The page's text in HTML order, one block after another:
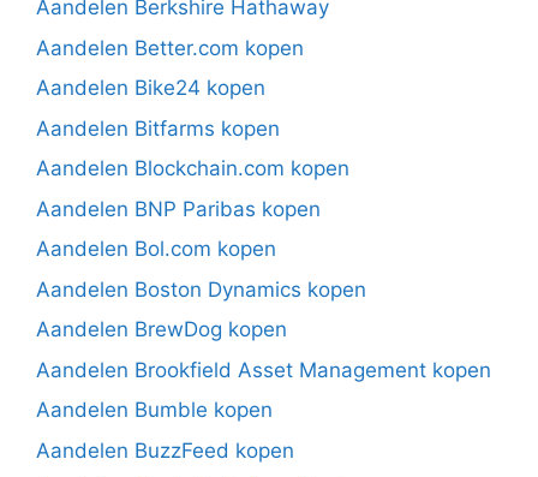
Aandelen Berkshire Hathaway
Aandelen Better.com kopen
Aandelen Bike24 kopen
Aandelen Bitfarms kopen
Aandelen Blockchain.com kopen
Aandelen BNP Paribas kopen
Aandelen Bol.com kopen
Aandelen Boston Dynamics kopen
Aandelen BrewDog kopen
Aandelen Brookfield Asset Management kopen
Aandelen Bumble kopen
Aandelen BuzzFeed kopen